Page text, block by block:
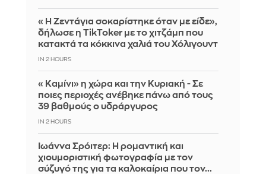
«Η Ζεντάγια σοκαρίστηκε όταν με είδε»,
δήλωσε η TikToker με το χιτζάμπ που
κατακτά τα κόκκινα χαλιά του Χόλιγουντ
IN 2 HOURS
«Καμίνι» η χώρα και την Κυριακή - Σε
ποιες περιοχές ανέβηκε πάνω από τους
39 βαθμούς ο υδράργυρος
IN 2 HOURS
Ιωάννα Σρόιτερ: Η ρομαντική και
χιουμοριστική φωτογραφία με τον
σύζυγό της για τα καλοκαίρια που τον...